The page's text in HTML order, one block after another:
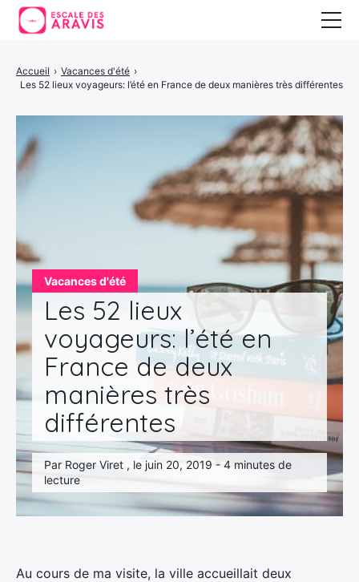
Vacances d'été
Les 52 lieux
voyageurs: l’été en
France de deux
manières très
différentes
Par Roger Viret , le juin 20, 2019 - 4 minutes de
lecture
Accueil › Vacances d'été ›
Les 52 lieux voyageurs: l’été en France de deux manières très différentes
Au cours de ma visite, la ville accueillait deux
Vacances d’été